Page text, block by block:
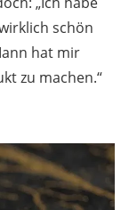
schön
hat mir
zu machen.“